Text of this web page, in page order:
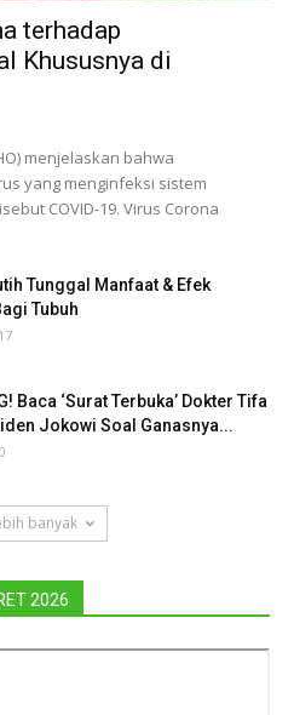
terhadap
Khususnya di
menjelaskan bahwa
yang menginfeksi sistem
COVID-19. Virus Corona
Tunggal Manfaat & Efek
Tubuh
Baca ‘Surat Terbuka’ Dokter Tifa
Jokowi Soal Ganasnya...
banyak
2026